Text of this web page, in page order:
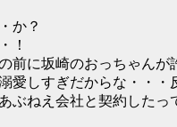
か？
！
前に坂崎のおっちゃんが
愛しすぎだからな・・・
ぶねえ会社と契約したっ